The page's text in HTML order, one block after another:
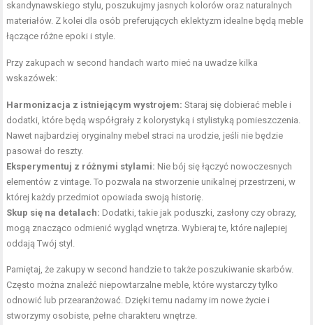
skandynawskiego stylu, poszukujmy jasnych kolorów oraz naturalnych
materiałów. Z kolei dla osób preferujących eklektyzm idealne będą meble
łączące różne epoki i style.
Przy zakupach w second handach warto mieć na uwadze kilka
wskazówek:
Harmonizacja z istniejącym wystrojem: Staraj się dobierać meble i
dodatki, które będą współgrały z kolorystyką i stylistyką pomieszczenia.
Nawet najbardziej oryginalny mebel straci na urodzie, jeśli nie będzie
pasował do reszty.
Eksperymentuj z różnymi stylami: Nie bój się łączyć nowoczesnych
elementów z vintage. To pozwala na stworzenie unikalnej przestrzeni, w
której każdy przedmiot opowiada swoją historię.
Skup się na detalach: Dodatki, takie jak poduszki, zasłony czy obrazy,
mogą znacząco odmienić wygląd wnętrza. Wybieraj te, które najlepiej
oddają Twój styl.
Pamiętaj, że zakupy w second handzie to także poszukiwanie skarbów.
Często można znaleźć niepowtarzalne meble, które wystarczy tylko
odnowić lub przearanżować. Dzięki temu nadamy im nowe życie i
stworzymy osobiste, pełne charakteru wnętrze.